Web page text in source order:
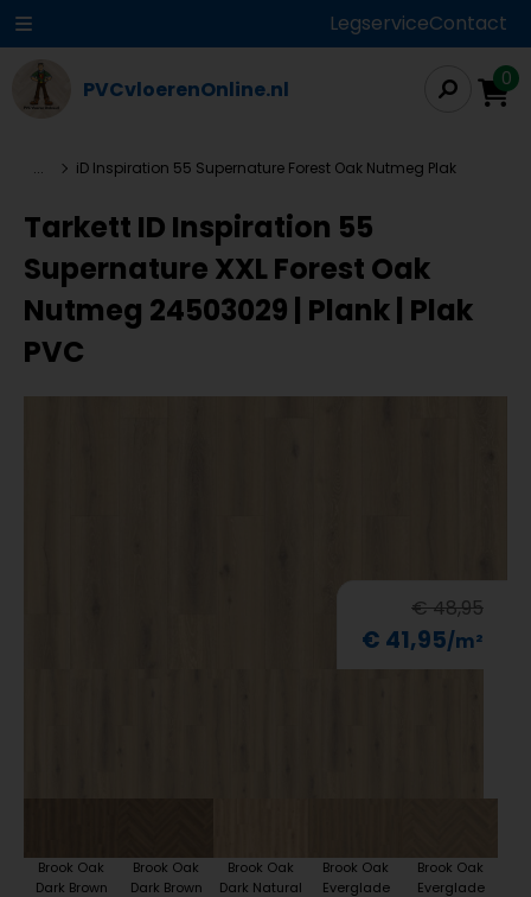
LegserviceContact
PVCvloerenOnline.nl 0
... iD Inspiration 55 Supernature Forest Oak Nutmeg Plak
Tarkett ID Inspiration 55
Supernature XXL Forest Oak
Nutmeg 24503029 | Plank | Plak
PVC
€ 48,95
€ 41,95
Brook Oak
Dark Brown
Brook Oak
Dark Brown
Brook Oak
Dark Natural
Brook Oak
Everglade
Brook Oak
Everglade